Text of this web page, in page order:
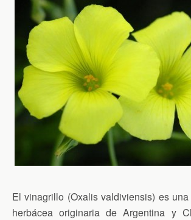
El vinagrillo (Oxalis valdiviensis) es
herbácea originaria de Argentina y